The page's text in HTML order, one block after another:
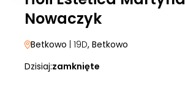
Nowaczyk
Betkowo | 19D, Betkowo
Dzisiaj:zamknięte